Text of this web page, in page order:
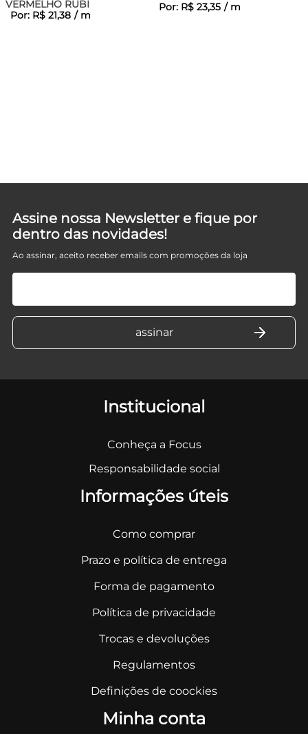
VERMELHO RUBI
Por: R$ 21,38 / m
Por: R$ 23,35 / m
Assine nossa Newsletter e fique por
dentro das novidades!
Ao assinar, aceito receber emails com promoções da loja
Institucional
Conheça a Focus
Responsabilidade social
Informações úteis
Como comprar
Prazo e política de entrega
Forma de pagamento
Política de privacidade
Trocas e devoluções
Regulamentos
Definições de coockies
Minha conta